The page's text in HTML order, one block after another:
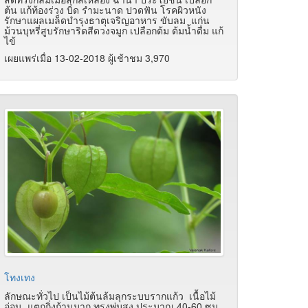
ต้น แก้ท้องร่วง บิด รำมะนาด ปวดฟัน โรคผิวหนัง
รักษาแผลเมล็ดบำรุงธาตุเจริญอาหาร ขับลม แก่น
ม้วนบุหรี่สูบรักษาริดสีดวงจมูก เปลือกต้ม ต้มน้ำดื่ม แก้
ไข้
เผยแพร่เมื่อ 13-02-2018 ผู้เช้าชม 3,970
โทงเทง
ลักษณะทั่วไป เป็นไม้ต้นล้มลุกระบบรากแก้ว เนื้อไม้